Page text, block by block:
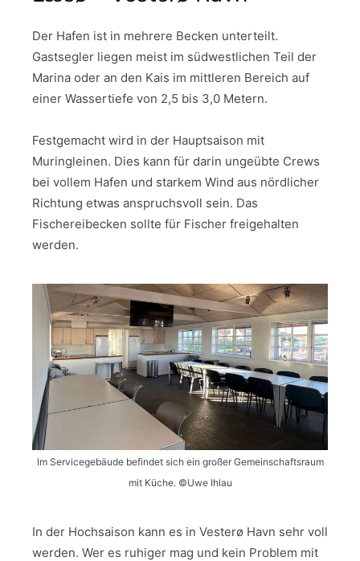
Der Hafen ist in mehrere Becken unterteilt.
Gastsegler liegen meist im südwestlichen Teil der
Marina oder an den Kais im mittleren Bereich auf
einer Wassertiefe von 2,5 bis 3,0 Metern.
Festgemacht wird in der Hauptsaison mit
Muringleinen. Dies kann für darin ungeübte Crews
bei vollem Hafen und starkem Wind aus nördlicher
Richtung etwas anspruchsvoll sein. Das
Fischereibecken sollte für Fischer freigehalten
werden.
Im Servicegebäude befindet sich ein großer Gemeinschaftsraum
mit Küche. ©Uwe Ihlau
In der Hochsaison kann es in Vesterø Havn sehr voll
werden. Wer es ruhiger mag und kein Problem mit